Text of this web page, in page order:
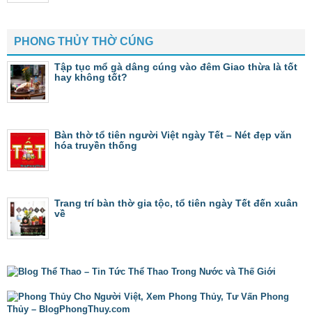
PHONG THỦY THỜ CÚNG
Tập tục mổ gà dâng cúng vào đêm Giao thừa là tốt
hay không tốt?
Bàn thờ tổ tiên người Việt ngày Tết – Nét đẹp văn
hóa truyền thống
Trang trí bàn thờ gia tộc, tổ tiên ngày Tết đến xuân
về